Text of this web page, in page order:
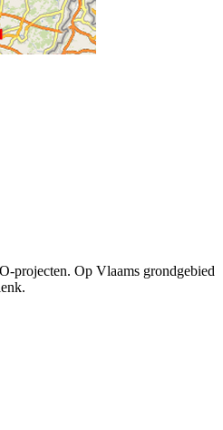
projecten. Op Vlaams grondgebied